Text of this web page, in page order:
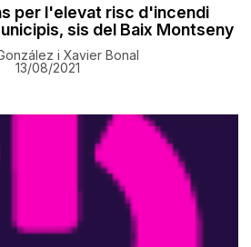
per l'elevat risc d'incendi
sis del Baix Montseny
i Xavier Bonal
13/08/2021